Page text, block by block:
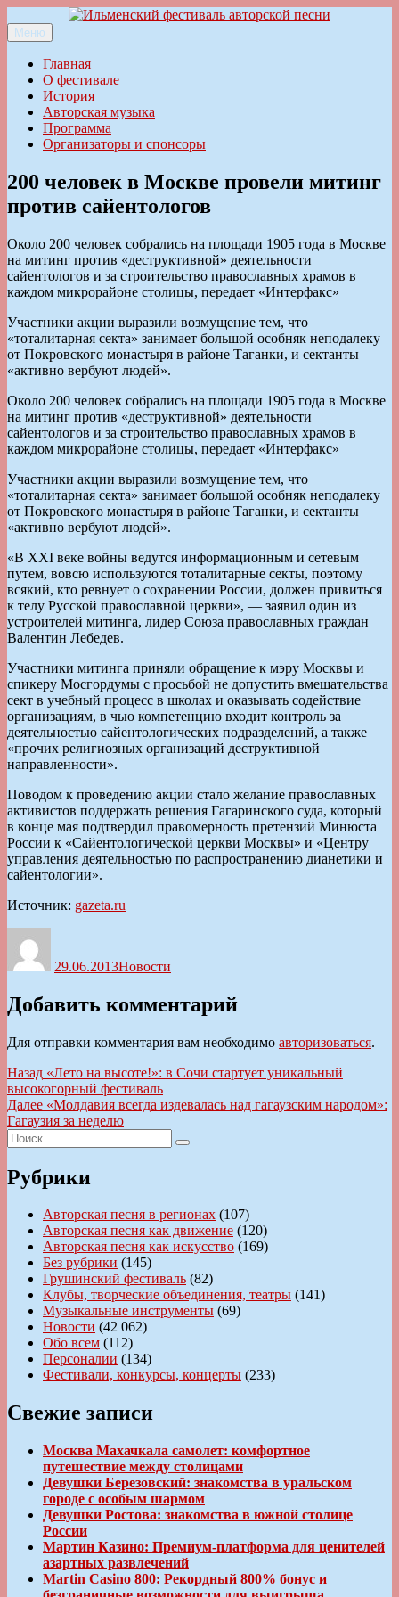
к
содержимому
Ильменский фестиваль авторской песни
Меню
Главная
О фестивале
История
Авторская музыка
Программа
Организаторы и спонсоры
200 человек в Москве провели митинг
против сайентологов
Около 200 человек собрались на площади 1905 года в Москве
на митинг против «деструктивной» деятельности
сайентологов и за строительство православных храмов в
каждом микрорайоне столицы, передает «Интерфакс»
Участники акции выразили возмущение тем, что
«тоталитарная секта» занимает большой особняк неподалеку
от Покровского монастыря в районе Таганки, и сектанты
«активно вербуют людей».
Около 200 человек собрались на площади 1905 года в Москве
на митинг против «деструктивной» деятельности
сайентологов и за строительство православных храмов в
каждом микрорайоне столицы, передает «Интерфакс»
Участники акции выразили возмущение тем, что
«тоталитарная секта» занимает большой особняк неподалеку
от Покровского монастыря в районе Таганки, и сектанты
«активно вербуют людей».
«В XXI веке войны ведутся информационным и сетевым
путем, вовсю используются тоталитарные секты, поэтому
всякий, кто ревнует о сохранении России, должен привиться
к телу Русской православной церкви», — заявил один из
устроителей митинга, лидер Союза православных граждан
Валентин Лебедев.
Участники митинга приняли обращение к мэру Москвы и
спикеру Мосгордумы с просьбой не допустить вмешательства
сект в учебный процесс в школах и оказывать содействие
организациям, в чью компетенцию входит контроль за
деятельностью сайентологических подразделений, а также
«прочих религиозных организаций деструктивной
направленности».
Поводом к проведению акции стало желание православных
активистов поддержать решения Гагаринского суда, который
в конце мая подтвердил правомерность претензий Минюста
России к «Сайентологической церкви Москвы» и «Центру
управления деятельностью по распространению дианетики и
сайентологии».
Источник: gazeta.ru
29.06.2013Новости
Добавить комментарий
Для отправки комментария вам необходимо авторизоваться.
Навигация
по
записям
Назад Предыдущая
запись:
«Лето на высоте!»: в Сочи стартует уникальный
высокогорный фестиваль
Далее Следующая
запись:
«Молдавия всегда издевалась над гагаузским народом»:
Гагаузия за неделю
Искать:
Поиск
Рубрики
Авторская песня в регионах (107)
Авторская песня как движение (120)
Авторская песня как искусство (169)
Без рубрики (145)
Грушинский фестиваль (82)
Клубы, творческие объединения, театры (141)
Музыкальные инструменты (69)
Новости (42 062)
Обо всем (112)
Персоналии (134)
Фестивали, конкурсы, концерты (233)
Свежие записи
Москва Махачкала самолет: комфортное
путешествие между столицами
Девушки Березовский: знакомства в уральском
городе с особым шармом
Девушки Ростова: знакомства в южной столице
России
Мартин Казино: Премиум-платформа для ценителей
азартных развлечений
Martin Casino 800: Рекордный 800% бонус и